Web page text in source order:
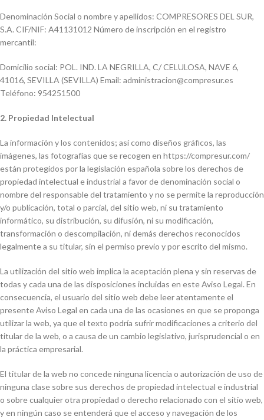
Denominación Social o nombre y apellidos: COMPRESORES DEL SUR,
S.A. CIF/NIF: A41131012 Número de inscripción en el registro
mercantil:
Domicilio social: POL. IND. LA NEGRILLA, C/ CELULOSA, NAVE 6,
41016, SEVILLA (SEVILLA) Email: administracion@compresur.es
Teléfono: 954251500
2. Propiedad Intelectual
La información y los contenidos; así como diseños gráficos, las
imágenes, las fotografías que se recogen en https://compresur.com/
están protegidos por la legislación española sobre los derechos de
propiedad intelectual e industrial a favor de denominación social o
nombre del responsable del tratamiento y no se permite la reproducción
y/o publicación, total o parcial, del sitio web, ni su tratamiento
informático, su distribución, su difusión, ni su modificación,
transformación o descompilación, ni demás derechos reconocidos
legalmente a su titular, sin el permiso previo y por escrito del mismo.
La utilización del sitio web implica la aceptación plena y sin reservas de
todas y cada una de las disposiciones incluidas en este Aviso Legal. En
consecuencia, el usuario del sitio web debe leer atentamente el
presente Aviso Legal en cada una de las ocasiones en que se proponga
utilizar la web, ya que el texto podría sufrir modificaciones a criterio del
titular de la web, o a causa de un cambio legislativo, jurisprudencial o en
la práctica empresarial.
El titular de la web no concede ninguna licencia o autorización de uso de
ninguna clase sobre sus derechos de propiedad intelectual e industrial
o sobre cualquier otra propiedad o derecho relacionado con el sitio web,
y en ningún caso se entenderá que el acceso y navegación de los